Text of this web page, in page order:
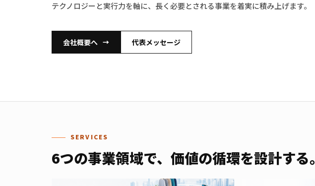
テクノロジーと実行力を軸に、長く必要とされる事業を着実に積み上げます。
会社概要へ → 代表メッセージ
SERVICES
6つの事業領域で、 価値の循環を設計する。